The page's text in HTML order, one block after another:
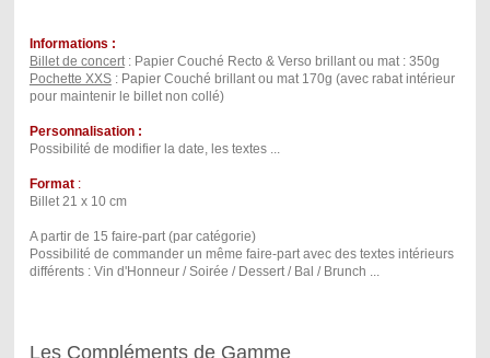
Informations :
Billet de concert: Papier Couché Recto & Verso brillant ou mat : 350g
Pochette XXS: Papier Couché brillant ou mat 170g (avec rabat intérieur
pour maintenir le billet non collé)
Personnalisation :
Possibilité de modifier la date, les textes ...
Format:
Billet 21 x 10 cm
A partir de 15 faire-part (par catégorie)
Possibilité de commander un même faire-part avec des textes intérieurs
différents : Vin d'Honneur / Soirée / Dessert / Bal / Brunch ...
Les Compléments de Gamme